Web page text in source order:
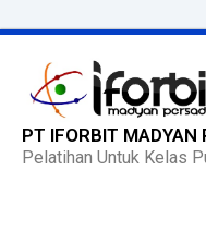
PT IFORBIT MADYAN
Pelatihan Untuk Kelas